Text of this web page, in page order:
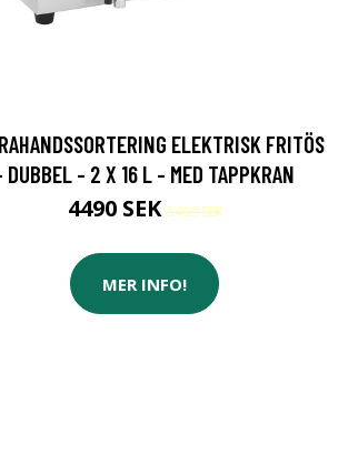
ELEKTRISK FRITÖS
DUBBEL - 2 X 16 L - MED TAPPKRAN
4490 SEK5499 SEK
MER INFO!